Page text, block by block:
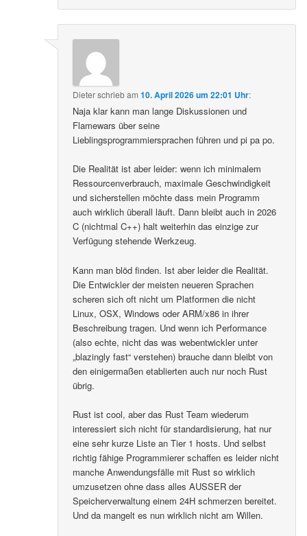
Dieterschriebam10. April 2026 um 22:01 Uhr:
Naja klar kann man lange Diskussionen und
Flamewars über seine
Lieblingsprogrammiersprachen führen und pi pa po.
Die Realität ist aber leider: wenn ich minimalem
Ressourcenverbrauch, maximale Geschwindigkeit
und sicherstellen möchte dass mein Programm
auch wirklich überall läuft. Dann bleibt auch in 2026
C (nichtmal C++) halt weiterhin das einzige zur
Verfügung stehende Werkzeug.
Kann man blöd finden. Ist aber leider die Realität.
Die Entwickler der meisten neueren Sprachen
scheren sich oft nicht um Platformen die nicht
Linux, OSX, Windows oder ARM/x86 in ihrer
Beschreibung tragen. Und wenn ich Performance
(also echte, nicht das was webentwickler unter
„blazingly fast“ verstehen) brauche dann bleibt von
den einigermaßen etablierten auch nur noch Rust
übrig.
Rust ist cool, aber das Rust Team wiederum
interessiert sich nicht für standardisierung, hat nur
eine sehr kurze Liste an Tier 1 hosts. Und selbst
richtig fähige Programmierer schaffen es leider nicht
manche Anwendungsfälle mit Rust so wirklich
umzusetzen ohne dass alles AUSSER der
Speicherverwaltung einem 24H schmerzen bereitet.
Und da mangelt es nun wirklich nicht am Willen.